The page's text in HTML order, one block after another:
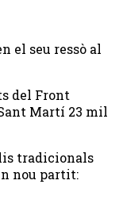
el seu ressò al
del Front
Martí 23 mil
tradicionals
nou partit: